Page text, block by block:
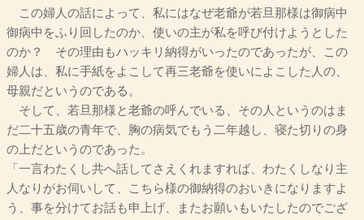
この婦人の話によって、私にはなぜ老爺が若旦那様は御病中
御病中をふり回したのか、使いの主が私を呼び付けようとした
のか？ その理由もハッキリ納得がいったのであったが、この
婦人は、私に手紙をよこして再三老爺を使いによこした人の、
母親だというのである。
そして、若旦那様と老爺の呼んでいる、その人というのはま
だ二十五歳の青年で、胸の病気でもう二年越し、寝た切りの身
の上だというのであった。
「一言わたくし共へ話してさえくれますれば、わたくしなり主
人なりがお伺いして、こちら様の御納得のおいきになりますよ
う、事を分けてお話も申上げ、またお願いもいたしたのでござ